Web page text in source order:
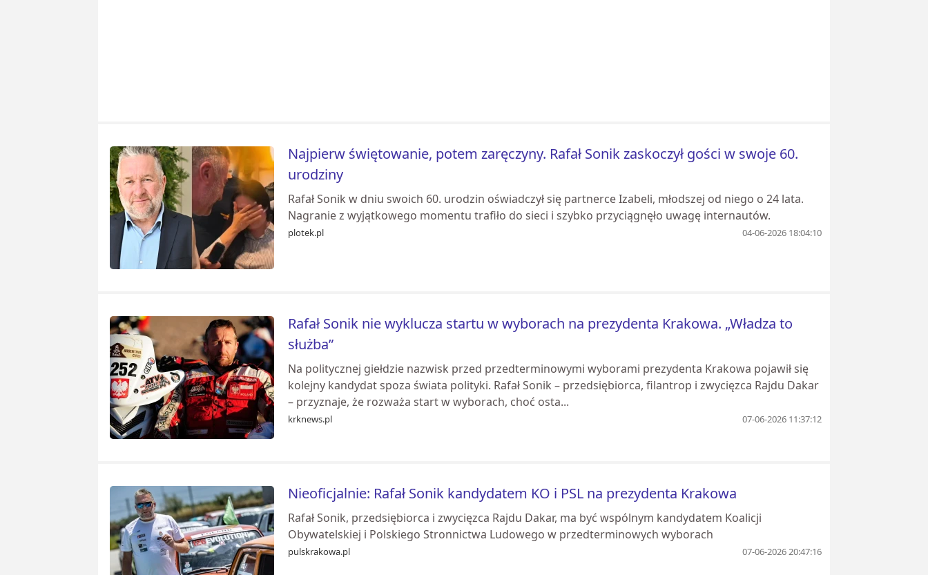
Najpierw świętowanie, potem zaręczyny. Rafał Sonik zaskoczył gości w swoje 60.
urodziny
Rafał Sonik w dniu swoich 60. urodzin oświadczył się partnerce Izabeli, młodszej od niego o 24 lata.
Nagranie z wyjątkowego momentu trafiło do sieci i szybko przyciągnęło uwagę internautów.
plotek.pl 04-06-2026 18:04:10
Rafał Sonik nie wyklucza startu w wyborach na prezydenta Krakowa. „Władza to
służba”
Na politycznej giełdzie nazwisk przed przedterminowymi wyborami prezydenta Krakowa pojawił się
kolejny kandydat spoza świata polityki. Rafał Sonik – przedsiębiorca, filantrop i zwycięzca Rajdu Dakar
– przyznaje, że rozważa start w wyborach, choć osta...
krknews.pl 07-06-2026 11:37:12
Nieoficjalnie: Rafał Sonik kandydatem KO i PSL na prezydenta Krakowa
Rafał Sonik, przedsiębiorca i zwycięzca Rajdu Dakar, ma być wspólnym kandydatem Koalicji
Obywatelskiej i Polskiego Stronnictwa Ludowego w przedterminowych wyborach
pulskrakowa.pl 07-06-2026 20:47:16